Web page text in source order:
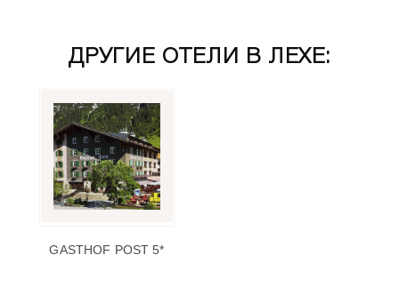
ДРУГИЕ ОТЕЛИ В ЛЕХЕ:
GASTHOF POST 5*